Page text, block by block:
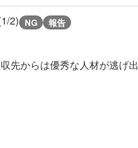
2) NG 報告
先からは優秀な人材が逃げ